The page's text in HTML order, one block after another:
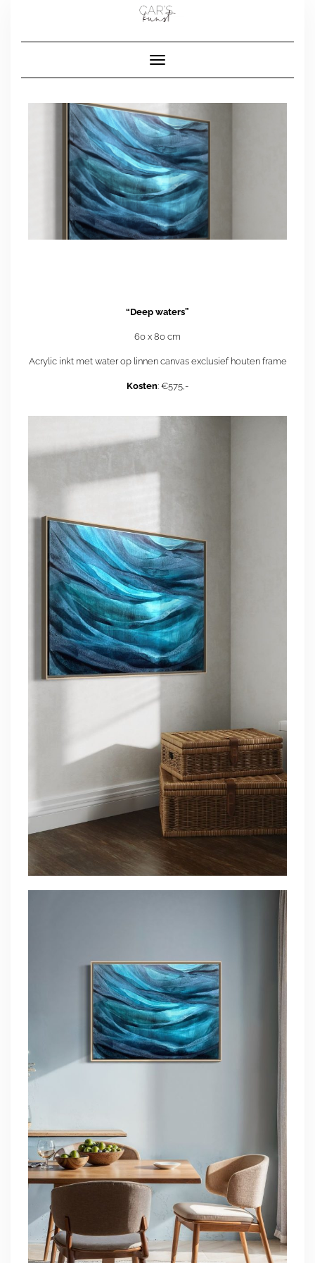
Toggle navigatie
“Deep waters”
60 x 80 cm
Acrylic inkt met water op linnen canvas exclusief houten frame
Kosten: €575,-